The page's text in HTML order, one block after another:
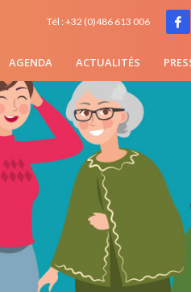
Tél : +32 (0)486 613 006
AGENDA ACTUALITÉS